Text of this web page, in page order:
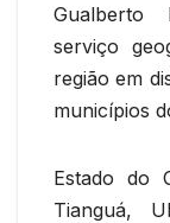
Gualberto
serviço
região em
municípios
Estado do
Tianguá,